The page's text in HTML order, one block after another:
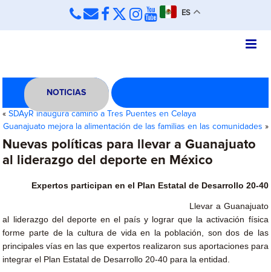
ES
NOTICIAS
«SDAyR inaugura camino a Tres Puentes en Celaya
Guanajuato mejora la alimentación de las familias en las comunidades »
Nuevas políticas para llevar a Guanajuato
al liderazgo del deporte en México
Expertos participan en el Plan Estatal de Desarrollo 20-40
Llevar a Guanajuato
al liderazgo del deporte en el país y lograr que la activación física
forme parte de la cultura de vida en la población, son dos de las
principales vías en las que expertos realizaron sus aportaciones para
integrar el Plan Estatal de Desarrollo 20-40 para la entidad.